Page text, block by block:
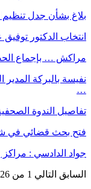
بلاغ بشأن جدل تنظيم
انتخاب الدكتور
مراكش … بإجماع
نفيسة بالبركة
…
تفاصيل الندوة
فتح بحث قضائي في
جواد الدادسي :
السابق التالي 1 من 26